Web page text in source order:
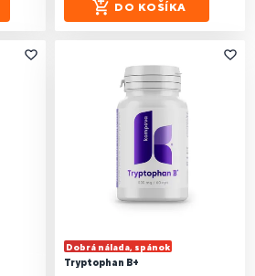
DO KOŠÍKA
Dobrá nálada, spánok
Tryptophan B+